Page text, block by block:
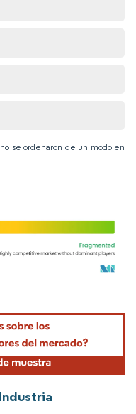
se ordenaron de un modo en
según CC BY 4.0.